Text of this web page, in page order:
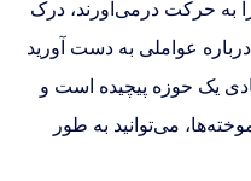
به حرکت درمی‌آورند، درک
عواملی به دست آورید
یک حوزه پیچیده است و
می‌توانید به طور